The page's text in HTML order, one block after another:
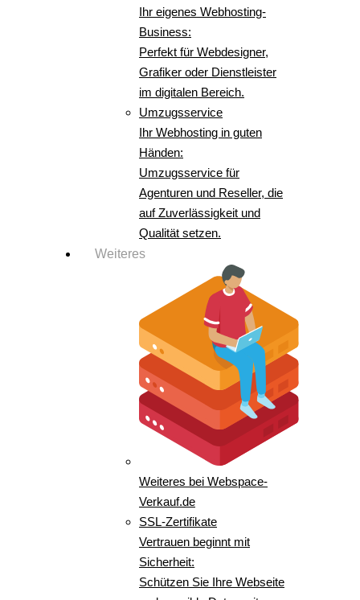
Ihr eigenes Webhosting-
Business:
Perfekt für Webdesigner,
Grafiker oder Dienstleister
im digitalen Bereich.
Umzugsservice
Ihr Webhosting in guten
Händen:
Umzugsservice für
Agenturen und Reseller, die
auf Zuverlässigkeit und
Qualität setzen.
Weiteres
Weiteres bei Webspace-
Verkauf.de
SSL-Zertifikate
Vertrauen beginnt mit
Sicherheit:
Schützen Sie Ihre Webseite